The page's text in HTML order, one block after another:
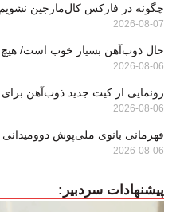
چگونه در فارکس کال‌مارجین نشویم؟ ۹ استراتژی مدیریت
2026-08-07
حال ذوب‌آهن بسیار خوب است/ هیچ
2026-08-06
رونمایی از کیت جدید ذوب‌آهن
2026-08-06
قهرمانی بانوی ملی‌پوش دوومیدانی
2026-08-06
پیشنهادات سردبیر: